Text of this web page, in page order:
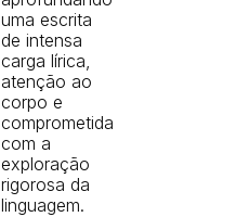
uma escrita
de intensa
carga lírica,
atenção ao
corpo e
comprometida
com a
exploração
rigorosa da
linguagem.